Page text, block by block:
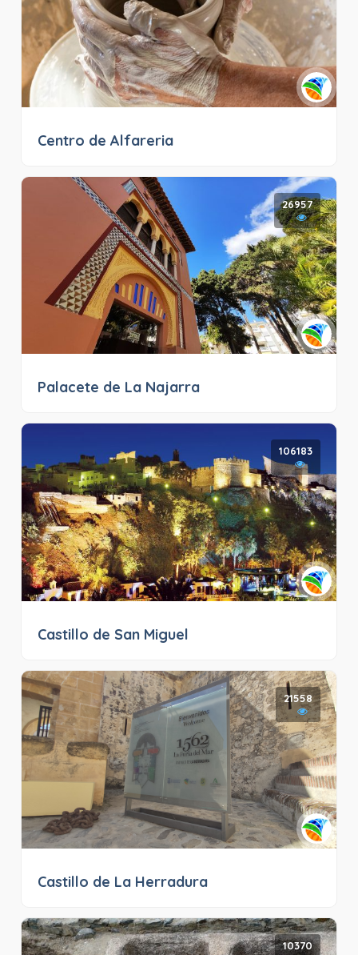
Centro de Alfareria
26957
Palacete de La Najarra
106183
Castillo de San Miguel
21558
Castillo de La Herradura
10370